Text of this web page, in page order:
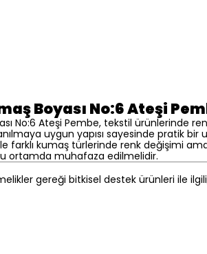
Boyası No:6 Ateşi
No:6 Ateşi Pembe, tekstil ürünlerinde
uygun yapısı sayesinde pratik bir
farklı kumaş türlerinde renk değişimi
ortamda muhafaza edilmelidir.
gereği bitkisel destek ürünleri ile